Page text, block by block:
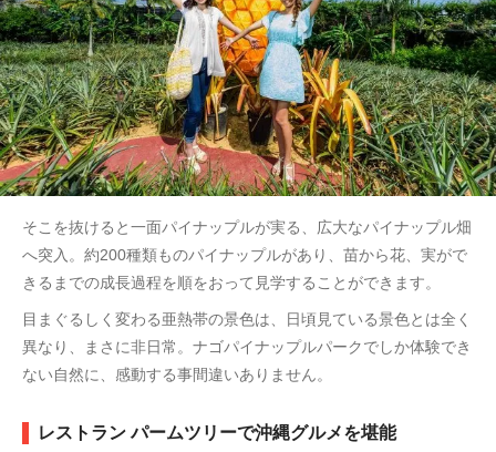
そこを抜けると一面パイナップルが実る、広大なパイナップル畑
へ突入。約200種類ものパイナップルがあり、苗から花、実がで
きるまでの成長過程を順をおって見学することができます。
目まぐるしく変わる亜熱帯の景色は、日頃見ている景色とは全く
異なり、まさに非日常。ナゴパイナップルパークでしか体験でき
ない自然に、感動する事間違いありません。
レストラン パームツリーで沖縄グルメを堪能